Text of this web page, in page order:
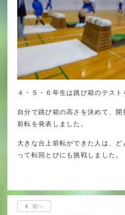
４・５・６年生は跳び箱のテスト
自分で跳び箱の高さを決めて、
前転を発表しました。
大きな台上前転ができた人は、
って転回とびにも挑戦しました。
前へ
百合
学校
All in
許可
年間